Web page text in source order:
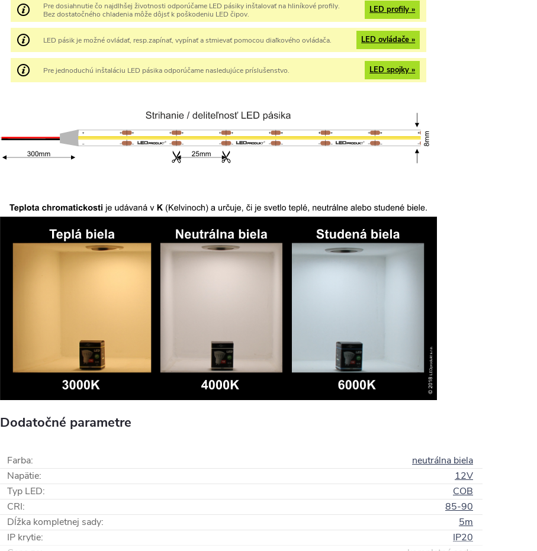
Pre dosiahnutie čo najdlhšej životnosti odporúčame LED pásiky inštalovať na hliníkové profily.
Bez dostatočného chladenia môže dôjsť k poškodeniu LED čipov.
LED profily »
LED pásik je možné ovládať, resp.zapínať, vypínať a stmievať pomocou diaľkového ovládača. LED ovládače »
Pre jednoduchú inštaláciu LED pásika odporúčame nasledujúce príslušenstvo. LED spojky »
Dodatočné parametre
Farba:
neutrálna biela
Napätie:
12V
Typ LED:
COB
CRI:
85-90
Dĺžka kompletnej sady:
5m
IP krytie:
IP20